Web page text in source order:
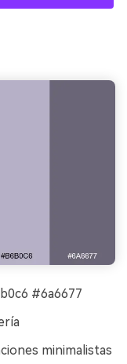
#6a6677
minimalistas